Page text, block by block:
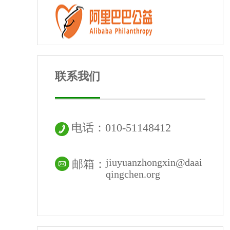
联系我们
电话：010-51148412
邮箱：jiuyuanzhongxin@daai
qingchen.org